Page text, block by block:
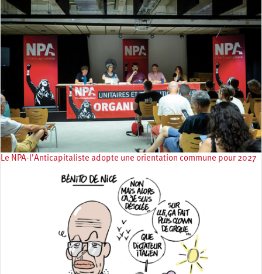
Le NPA-l’Anticapitaliste adopte une orientation commune pour 2027